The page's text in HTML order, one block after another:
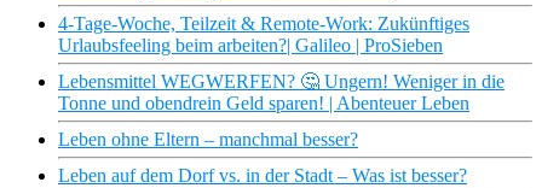
4-Tage-Woche, Teilzeit & Remote-Work: Zukünftiges
Urlaubsfeeling beim arbeiten?| Galileo | ProSieben
Lebensmittel WEGWERFEN? 🤔 Ungern! Weniger in die
Tonne und obendrein Geld sparen! | Abenteuer Leben
Leben ohne Eltern – manchmal besser?
Leben auf dem Dorf vs. in der Stadt – Was ist besser?